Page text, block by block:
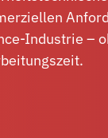
Industrie –